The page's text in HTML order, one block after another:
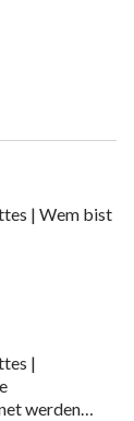
| Wem bist
|
werden